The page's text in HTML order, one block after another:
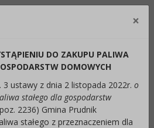
Odstępy:
Zmień odstęp między literami
Zmień interlinię i margines
Reset:
Przywróć
×
DO ZAKUPU PALIWA
DOMOWYCH
ustawy z dnia 2 listopada 2022r. o
stałego dla gospodarstw
2236) Gmina Prudnik
stałego z przeznaczeniem dla